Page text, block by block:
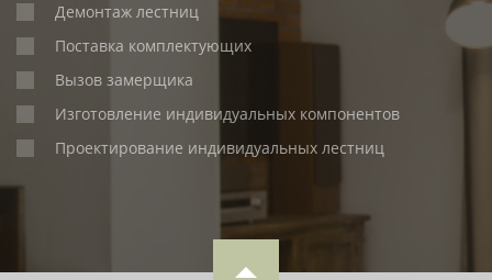
Демонтаж лестниц
Поставка комплектующих
Вызов замерщика
Изготовление индивидуальных компонентов
Проектирование индивидуальных лестниц